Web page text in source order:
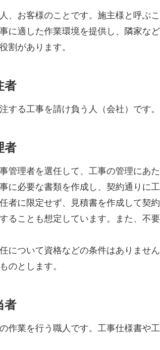
、お客様のことです。施主様と呼ぶこ
に適した作業環境を提供し、隣家な
割があります。
者
する工事を請け負う人（会社）です
者
管理者を選任して、工事の管理にあた
に必要な書類を作成し、契約通りに
者に限定せず、見積書を作成して契
ることも想定しています。また、不
について資格などの条件はありませ
のとします。
者
作業を行う職人です。工事仕様書や